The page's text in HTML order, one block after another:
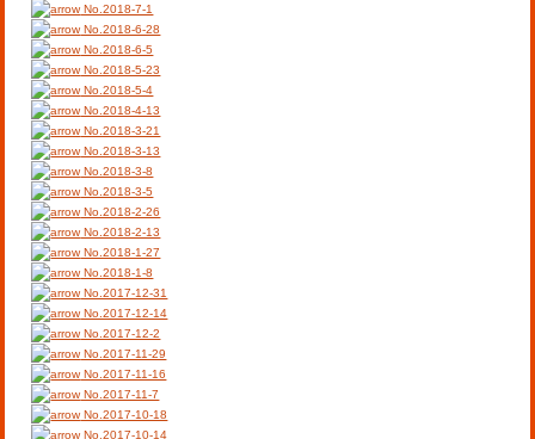
No.2018-7-1
No.2018-6-28
No.2018-6-5
No.2018-5-23
No.2018-5-4
No.2018-4-13
No.2018-3-21
No.2018-3-13
No.2018-3-8
No.2018-3-5
No.2018-2-26
No.2018-2-13
No.2018-1-27
No.2018-1-8
No.2017-12-31
No.2017-12-14
No.2017-12-2
No.2017-11-29
No.2017-11-16
No.2017-11-7
No.2017-10-18
No.2017-10-14